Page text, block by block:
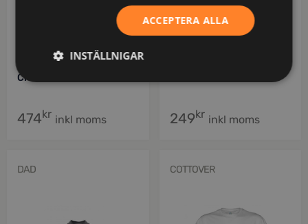
Crew Neck Unisex
474kr inkl moms 249kr inkl moms
DAD COTTOVER
ACCEPTERA ALLA
INSTÄLLNIGAR